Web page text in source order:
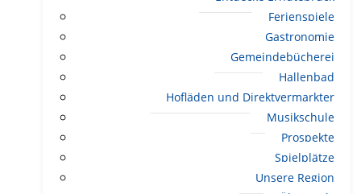
Ferienspiele
Gastronomie
Gemeindebücherei
Hallenbad
Hofläden und Direktvermarkter
Musikschule
Prospekte
Spielplätze
Unsere Region